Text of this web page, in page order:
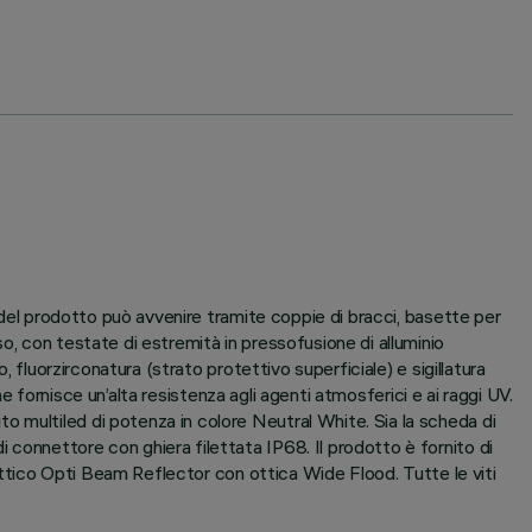
prodotto può avvenire tramite coppie di bracci, basette per
con testate di estremità in pressofusione di alluminio
fluorzirconatura (strato protettivo superficiale) e sigillatura
un’alta resistenza agli agenti atmosferici e ai raggi UV.
multiled di potenza in colore Neutral White. Sia la scheda di
connettore con ghiera filettata IP68. Il prodotto è fornito di
Opti Beam Reflector con ottica Wide Flood. Tutte le viti